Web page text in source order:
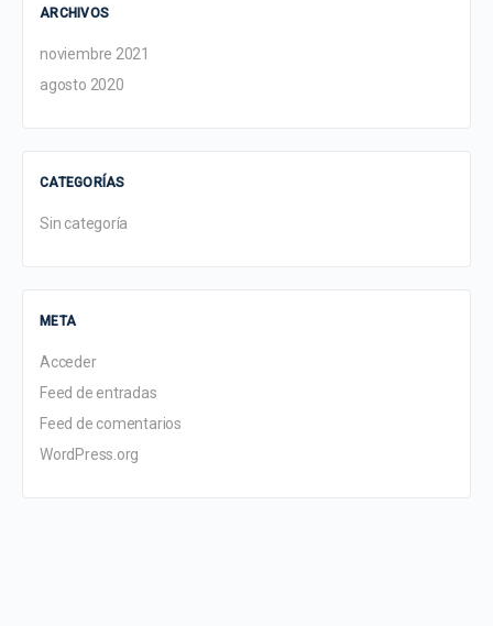
ARCHIVOS
noviembre 2021
agosto 2020
CATEGORÍAS
Sin categoría
META
Acceder
Feed de entradas
Feed de comentarios
WordPress.org